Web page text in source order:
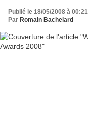
Publié le 18/05/2008 à 00:21
Par Romain Bachelard